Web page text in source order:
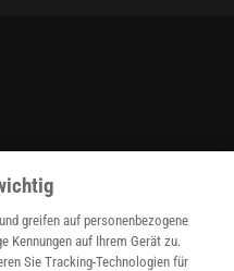
greifen auf personenbezogene
Kennungen auf Ihrem Gerät zu.
Sie Tracking-Technologien für